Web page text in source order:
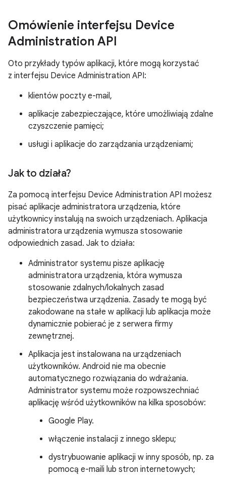
Omówienie interfejsu Device
Administration API
Oto przykłady typów aplikacji, które mogą korzystać
z interfejsu Device Administration API:
klientów poczty e-mail,
aplikacje zabezpieczające, które umożliwiają zdalne
czyszczenie pamięci;
usługi i aplikacje do zarządzania urządzeniami;
Jak to działa?
Za pomocą interfejsu Device Administration API możesz
pisać aplikacje administratora urządzenia, które
użytkownicy instalują na swoich urządzeniach. Aplikacja
administratora urządzenia wymusza stosowanie
odpowiednich zasad. Jak to działa:
Administrator systemu pisze aplikację
administratora urządzenia, która wymusza
stosowanie zdalnych/lokalnych zasad
bezpieczeństwa urządzenia. Zasady te mogą być
zakodowane na stałe w aplikacji lub aplikacja może
dynamicznie pobierać je z serwera firmy
zewnętrznej.
Aplikacja jest instalowana na urządzeniach
użytkowników. Android nie ma obecnie
automatycznego rozwiązania do wdrażania.
Administrator systemu może rozpowszechniać
aplikację wśród użytkowników na kilka sposobów:
Google Play.
włączenie instalacji z innego sklepu;
dystrybuowanie aplikacji w inny sposób, np. za
pomocą e-maili lub stron internetowych;